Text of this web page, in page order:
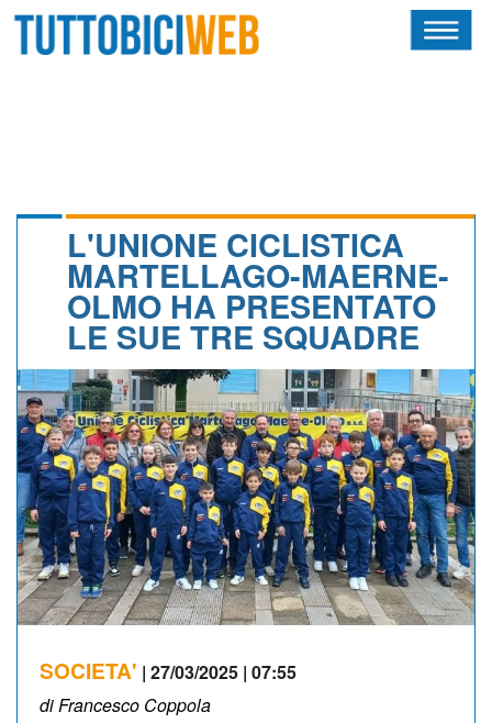
CALENDARIO
ALBI D'ORO
NEWSLETTER
L'UNIONE CICLISTICA
MARTELLAGO-MAERNE-
OLMO HA PRESENTATO
LE SUE TRE SQUADRE
SOCIETA' | 27/03/2025 | 07:55
di Francesco Coppola